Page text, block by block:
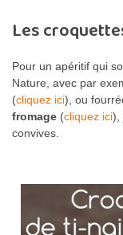
Les
Pour un apéritif qui
Nature, avec par
(cliquez ici), ou
fromage (cliquez ici),
convives.